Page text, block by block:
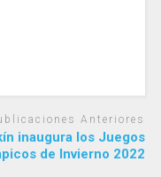
Anteriores
inaugura los Juegos
de Invierno 2022